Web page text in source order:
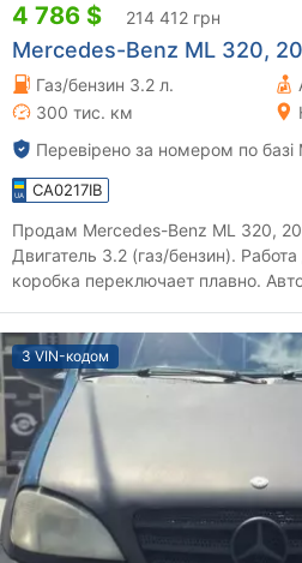
4 786 $ 214 412 грн
Mercedes-Benz ML 320,
Газ/бензин 3.2 л.
300 тис. км
Перевірено за номером по
CA0217IB
Продам Mercedes-Benz ML 320,
Двигатель 3.2 (газ/бензин).
коробка переключает плавно.
З VIN-кодом